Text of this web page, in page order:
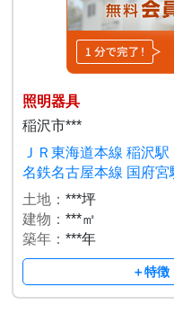
照明器具
稲沢市***
ＪＲ東海道本線 稲沢駅
名鉄名古屋本線 国府宮
土地：***坪
建物：***㎡
築年：***年
＋特